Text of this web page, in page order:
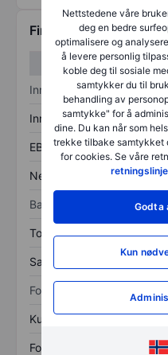
Nettstedene våre
deg en bedre
optimalisere og
å levere personlig
koble deg til sosiale
samtykker du til
behandling av
samtykke" for å
dine. Du kan når som
trekke tilbake samtykket
for cookies. Se våre
Godta
Kun
Finansiell informasjon
Inntektsoversikt
Inntekter
EBITDA
Nettoinntekt
Balanse
Totale eiendeler
Samlet gjeld
Forholdstall
Kurs/salg
Fortjeneste per aksje